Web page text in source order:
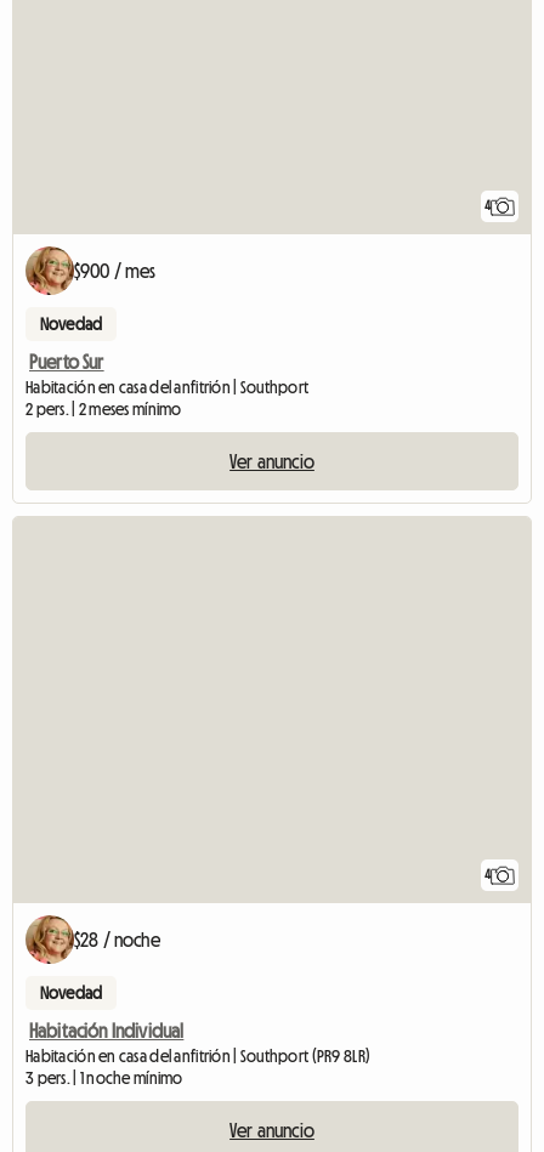
4
$900 / mes
Novedad
Puerto Sur
Habitación en casa del anfitrión | Southport
2 pers. | 2 meses mínimo
Ver anuncio
4
$28 / noche
Novedad
Habitación Individual
Habitación en casa del anfitrión | Southport (PR9 8LR)
3 pers. | 1 noche mínimo
Ver anuncio